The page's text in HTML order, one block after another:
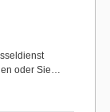
oder Sie…